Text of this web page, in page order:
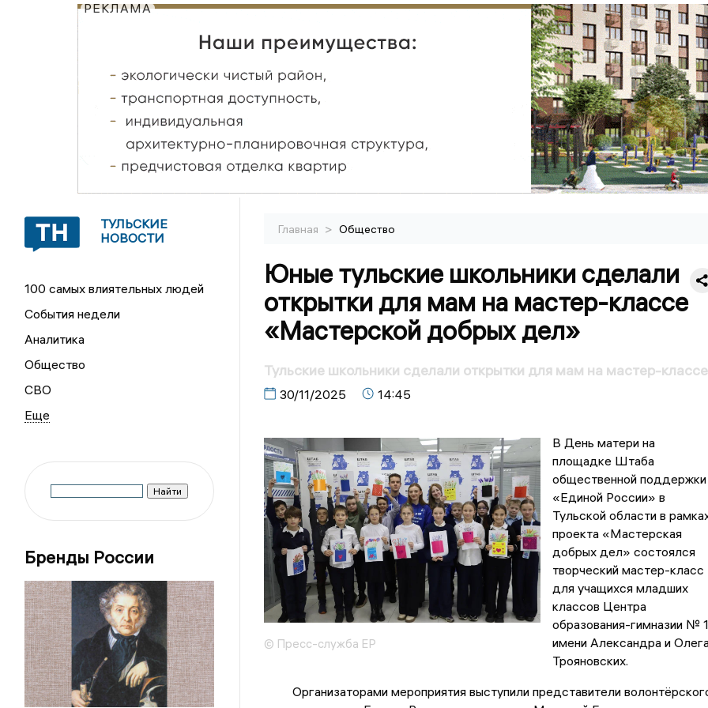
РЕКЛАМА
ТУЛЬСКИЕ
НОВОСТИ
100 самых влиятельных людей
События недели
Аналитика
Общество
СВО
Бренды России
Главная > Общество
Юные тульские школьники сделали
открытки для мам на мастер-классе
«Мастерской добрых дел»
Тульские школьники сделали открытки для мам на мастер-классе
30/11/2025 14:45
© Пресс-служба ЕР
В День матери на
площадке Штаба
общественной поддержки
«Единой России» в
Тульской области в
проекта «Мастерская
добрых дел» состоялся
творческий мастер-класс
для учащихся младших
классов Центра
образования-гимназии №
имени Александра и
Трояновских.
Организаторами мероприятия выступили представители